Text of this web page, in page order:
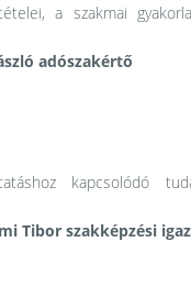
a szakmai
adószakértő
kapcsolódó
Tibor szakképzési